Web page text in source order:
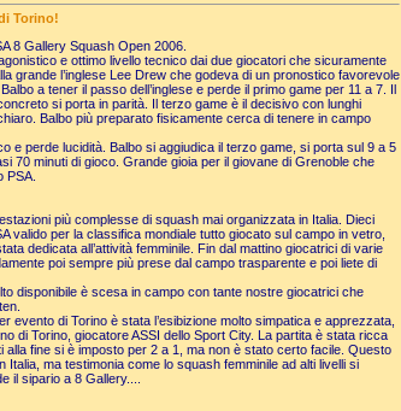
Torino!
8 Gallery Squash Open 2006.
e ottimo livello tecnico dai due giocatori che sicuramente
grande l’inglese Lee Drew che godeva di un pronostico favorevole
a tener il passo dell’inglese e perde il primo game per 11 a 7. Il
si porta in parità. Il terzo game è il decisivo con lunghi
Balbo più preparato fisicamente cerca di tenere in campo
e perde lucidità. Balbo si aggiudica il terzo game, si porta sul 9 a 5
70 minuti di gioco. Grande gioia per il giovane di Grenoble che
PSA.
più complesse di squash mai organizzata in Italia. Dieci
valido per la classifica mondiale tutto giocato sul campo in vetro,
dedicata all’attività femminile. Fin dal mattino giocatrici di varie
poi sempre più prese dal campo trasparente e poi liete di
disponibile è scesa in campo con tante nostre giocatrici che
evento di Torino è stata l’esibizione molto simpatica e apprezzata,
di Torino, giocatore ASSI dello Sport City. La partita è stata ricca
fine si è imposto per 2 a 1, ma non è stato certo facile. Questo
Italia, ma testimonia come lo squash femminile ad alti livelli si
il sipario a 8 Gallery....